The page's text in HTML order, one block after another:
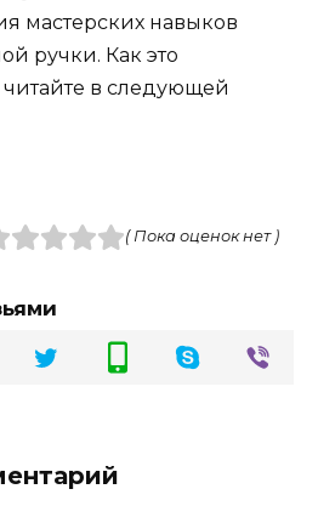
мастерских навыков
ручки. Как это
в следующей
( Пока оценок нет )